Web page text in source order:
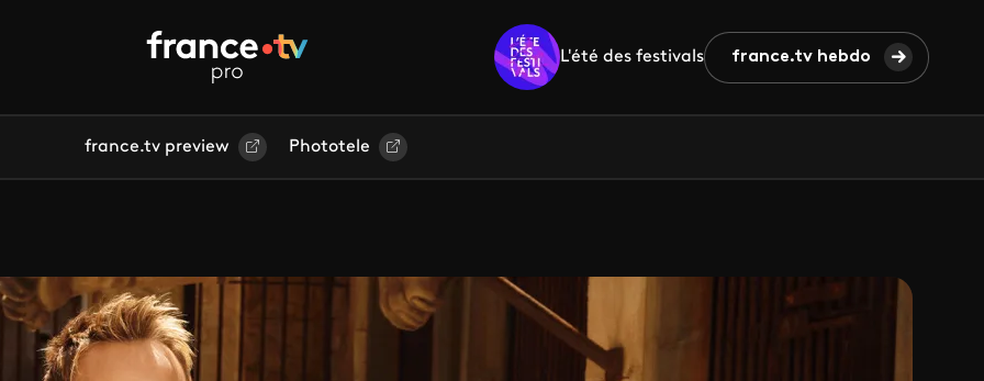
L'été des festivals france.tv hebdo
france.tv preview Phototele